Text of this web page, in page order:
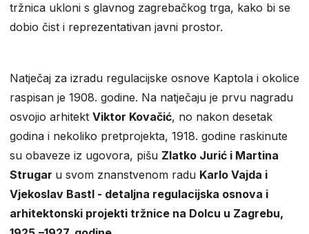
tržnica ukloni s glavnog zagrebačkog trga, kako bi se
dobio čist i reprezentativan javni prostor.
Natječaj za izradu regulacijske osnove Kaptola i okolice
raspisan je 1908. godine. Na natječaju je prvu nagradu
osvojio arhitekt Viktor Kovačić, no nakon desetak
godina i nekoliko pretprojekta, 1918. godine raskinute
su obaveze iz ugovora, pišu Zlatko Jurić i Martina
Strugar u svom znanstvenom radu Karlo Vajda i
Vjekoslav Bastl - detaljna regulacijska osnova i
arhitektonski projekti tržnice na Dolcu u Zagrebu,